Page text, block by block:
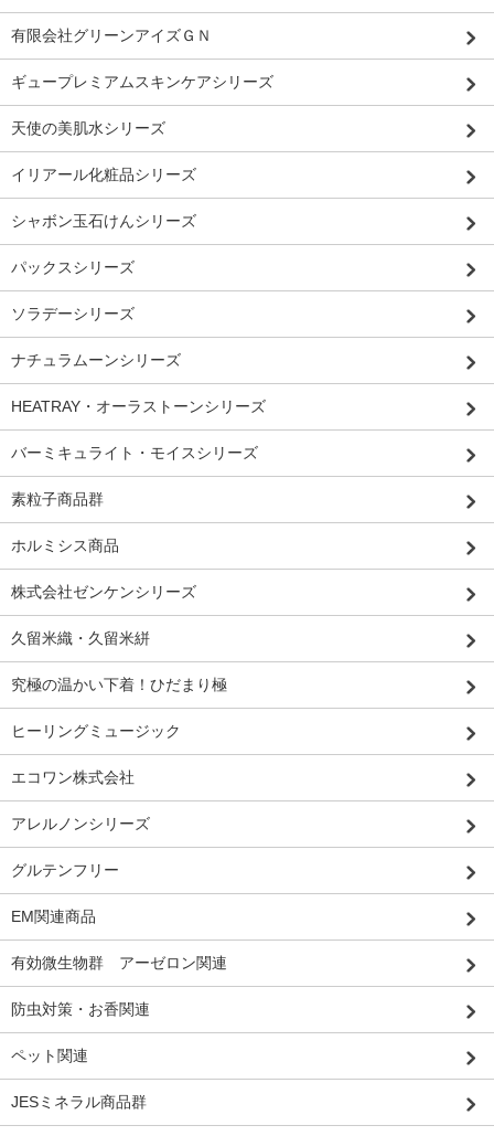
有限会社グリーンアイズＧＮ
ギュープレミアムスキンケアシリーズ
天使の美肌水シリーズ
イリアール化粧品シリーズ
シャボン玉石けんシリーズ
パックスシリーズ
ソラデーシリーズ
ナチュラムーンシリーズ
HEATRAY・オーラストーンシリーズ
バーミキュライト・モイスシリーズ
素粒子商品群
ホルミシス商品
株式会社ゼンケンシリーズ
久留米織・久留米絣
究極の温かい下着！ひだまり極
ヒーリングミュージック
エコワン株式会社
アレルノンシリーズ
グルテンフリー
EM関連商品
有効微生物群 アーゼロン関連
防虫対策・お香関連
ペット関連
JESミネラル商品群